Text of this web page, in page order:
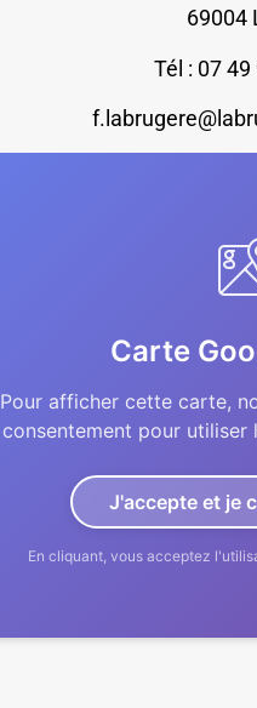
69004
Tél : 07
Carte
Pour afficher cette carte,
consentement pour utiliser
J'accepte et je
En cliquant, vous acceptez